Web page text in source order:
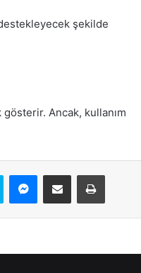
şekilde
Ancak, kullanım
Skype Messenger
E-Posta ile paylaş Yazdır